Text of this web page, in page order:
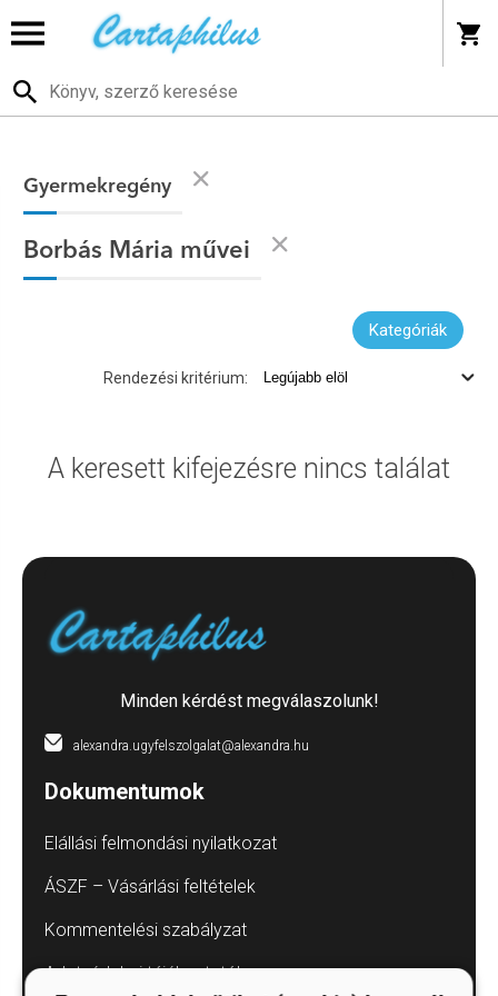
Gyermekregény
Borbás Mária művei
Kategóriák
Rendezési kritérium:
A keresett kifejezésre nincs találat
Minden kérdést megválaszolunk!
alexandra.ugyfelszolgalat@alexandra.hu
Dokumentumok
Elállási felmondási nyilatkozat
ÁSZF – Vásárlási feltételek
Kommentelési szabályzat
Adatvédelmi tájékoztatók